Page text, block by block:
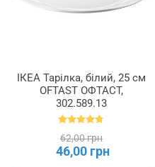
ІКЕА Тарілка, білий, 25 см
OFTAST ОФТАСТ,
302.589.13
62,00 грн
46,00 грн